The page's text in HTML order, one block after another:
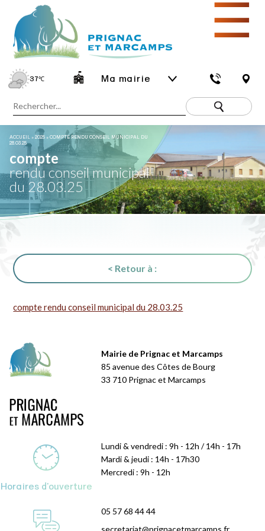
37℃ Ma mairie
☰
ACCUEIL »2025 »COMPTE RENDU CONSEIL MUNICIPAL DU
28.03.25
compte
rendu conseil municipal
du 28.03.25
< Retour à :
compte rendu conseil municipal du 28.03.25
Mairie de Prignac et Marcamps
85 avenue des Côtes de Bourg
33 710 Prignac et Marcamps
Horaires d'ouverture
Lundi & vendredi : 9h - 12h / 14h - 17h
Mardi & jeudi : 14h - 17h30
Mercredi : 9h - 12h
05 57 68 44 44